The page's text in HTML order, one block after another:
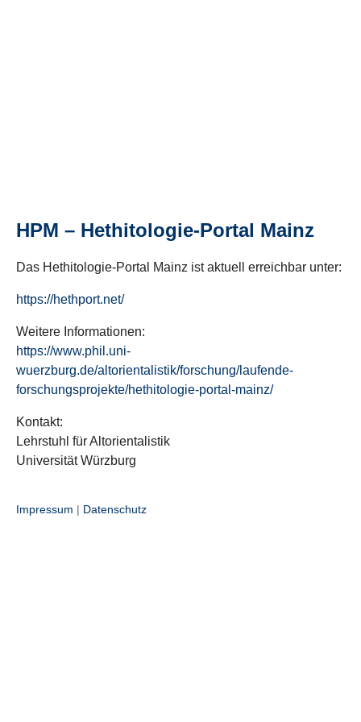
HPM – Hethitologie-Portal Mainz
Das Hethitologie-Portal Mainz ist aktuell erreichbar unter:
https://hethport.net/
Weitere Informationen:
https://www.phil.uni-
wuerzburg.de/altorientalistik/forschung/laufende-
forschungsprojekte/hethitologie-portal-mainz/
Kontakt:
Lehrstuhl für Altorientalistik
Universität Würzburg
Impressum | Datenschutz